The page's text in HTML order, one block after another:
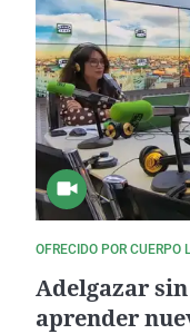
OFRECIDO POR CUERPO
Adelgazar
aprender